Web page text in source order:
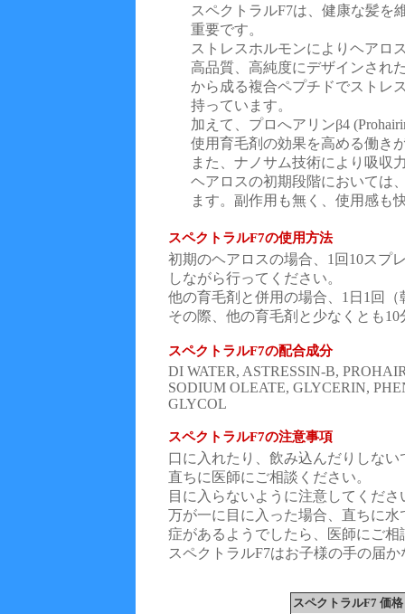
スペクトラルF7は、健康な髪を
重要です。
ストレスホルモンによりヘアロ
高品質、高純度にデザインされ
から成る複合ペプチドでストレ
持っています。
加えて、プロへアリンβ4
使用育毛剤の効果を高める働き
また、ナノサム技術により吸収
ヘアロスの初期段階においては
ます。副作用も無く、使用感も
スペクトラルF7の使用方法
初期のヘアロスの場合、1回10スプ
しながら行ってください。
他の育毛剤と併用の場合、1日1回
その際、他の育毛剤と少なくとも
スペクトラルF7の配合成分
DI WATER, ASTRESSIN-B,
SODIUM OLEATE, GLYCERIN,
GLYCOL
スペクトラルF7の注意事項
口に入れたり、飲み込んだりしな
直ちに医師にご相談ください。
目に入らないように注意してくださ
万が一に目に入った場合、直ちに
症があるようでしたら、医師にご相
スペクトラルF7はお子様の手の届
スペクトラルF7 価